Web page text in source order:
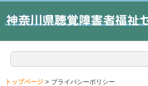
トップページ > プライバシーポリシー